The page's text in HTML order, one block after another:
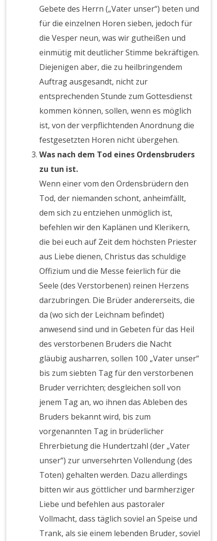
Gebete des Herrn („Vater unser“) beten und
für die einzelnen Horen sieben, jedoch für
die Vesper neun, was wir gutheißen und
einmütig mit deutlicher Stimme bekräftigen.
Diejenigen aber, die zu heilbringendem
Auftrag ausgesandt, nicht zur
entsprechenden Stunde zum Gottesdienst
kommen können, sollen, wenn es möglich
ist, von der verpflichtenden Anordnung die
festgesetzten Horen nicht übergehen.
Was nach dem Tod eines Ordensbruders
zu tun ist.
Wenn einer vom den Ordensbrüdern den
Tod, der niemanden schont, anheimfällt,
dem sich zu entziehen unmöglich ist,
befehlen wir den Kaplänen und Klerikern,
die bei euch auf Zeit dem höchsten Priester
aus Liebe dienen, Christus das schuldige
Offizium und die Messe feierlich für die
Seele (des Verstorbenen) reinen Herzens
darzubringen. Die Brüder andererseits, die
da (wo sich der Leichnam befindet)
anwesend sind und in Gebeten für das Heil
des verstorbenen Bruders die Nacht
gläubig ausharren, sollen 100 „Vater unser“
bis zum siebten Tag für den verstorbenen
Bruder verrichten; desgleichen soll von
jenem Tag an, wo ihnen das Ableben des
Bruders bekannt wird, bis zum
vorgenannten Tag in brüderlicher
Ehrerbietung die Hundertzahl (der „Vater
unser“) zur unversehrten Vollendung (des
Toten) gehalten werden. Dazu allerdings
bitten wir aus göttlicher und barmherziger
Liebe und befehlen aus pastoraler
Vollmacht, dass täglich soviel an Speise und
Trank, als sie einem lebenden Bruder, soviel